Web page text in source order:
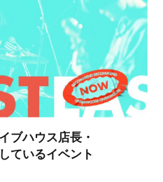
ブハウス店長・
ているイベント